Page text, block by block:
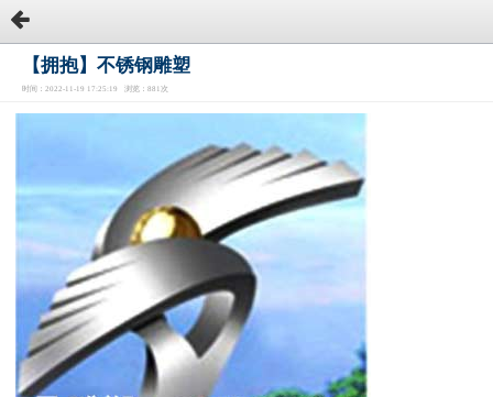
【拥抱】不锈钢雕塑
时间：2022-11-19 17:25:19 浏览：881次